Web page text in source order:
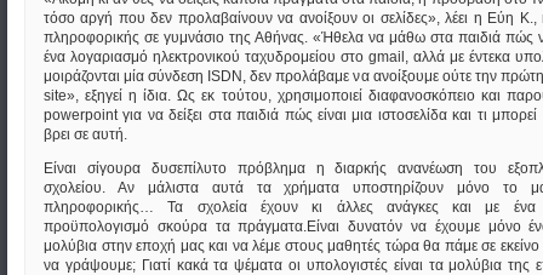
τόσο αργή που δεν προλαβαίνουν να ανοίξουν οι σελίδες», λέει η Εύη Κ.,
πληροφορικής σε γυμνάσιο της Αθήνας. «Ήθελα να μάθω στα παιδιά πώς
ένα λογαριασμό ηλεκτρονικού ταχυδρομείου στο gmail, αλλά με έντεκα
μοιράζονται μία σύνδεση ISDN, δεν προλάβαμε να ανοίξουμε ούτε την
site», εξηγεί η ίδια. Ως εκ τούτου, χρησιμοποιεί διαφανοσκόπειο και
powerpoint για να δείξει στα παιδιά πώς είναι μια ιστοσελίδα και τι
βρει σε αυτή.
Είναι σίγουρα δυσεπίλυτο πρόβλημα η διαρκής ανανέωση του
σχολείου. Αν μάλιστα αυτά τα χρήματα υποστηρίζουν μόνο το
πληροφορικής… Τα σχολεία έχουν κι άλλες ανάγκες και με ένα
προϋπολογισμό σκούρα τα πράγματα.Είναι δυνατόν να έχουμε μόνο
μολύβια στην εποχή μας και να λέμε στους μαθητές τώρα θα πάμε σε
να γράψουμε; Γιατί κακά τα ψέματα οι υπολογιστές είναι τα μολύβια της